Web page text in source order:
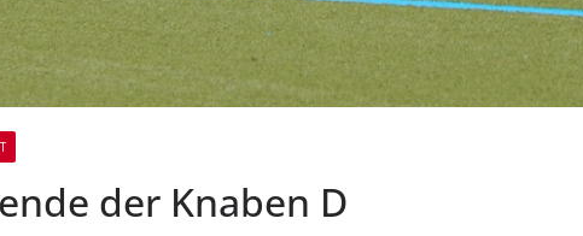
der Knaben D